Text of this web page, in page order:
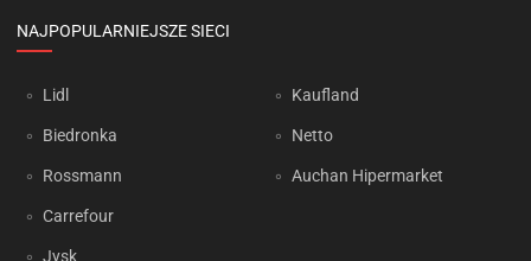
NAJPOPULARNIEJSZE SIECI
Lidl
Biedronka
Rossmann
Carrefour
Jysk
Kaufland
Netto
Auchan Hipermarket